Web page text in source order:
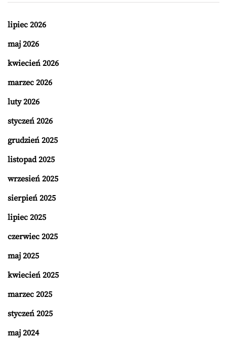
lipiec 2026
maj 2026
kwiecień 2026
marzec 2026
luty 2026
styczeń 2026
grudzień 2025
listopad 2025
wrzesień 2025
sierpień 2025
lipiec 2025
czerwiec 2025
maj 2025
kwiecień 2025
marzec 2025
styczeń 2025
maj 2024